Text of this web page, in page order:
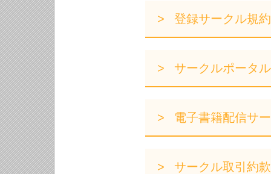
登録サークル規約
サークルポータ
電子書籍配信サ
サークル取引約款